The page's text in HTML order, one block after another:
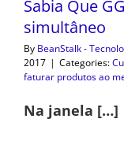
Sabia Que
simultâneo
By BeanStalk -
2017 | Categories:
faturar produtos ao
Na janela […]